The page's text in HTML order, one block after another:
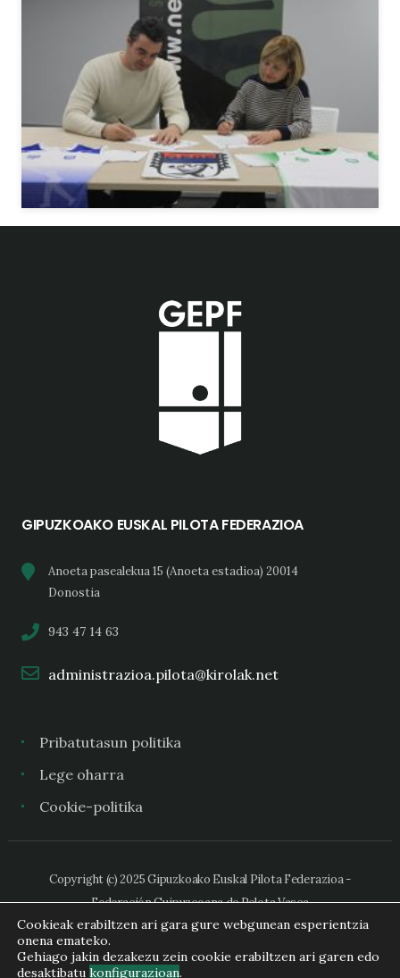
GIPUZKOAKO EUSKAL PILOTA FEDERAZIOA
Anoeta pasealekua 15 (Anoeta estadioa) 20014
Donostia
943 47 14 63
administrazioa.pilota@kirolak.net
Pribatutasun politika
Lege oharra
Cookie-politika
Copyright (c) 2025 Gipuzkoako Euskal Pilota Federazioa -
Federación Guipuzcoana de Pelota Vasca
Cookieak erabiltzen ari gara gure webgunean esperientzia
onena emateko.
Gehiago jakin dezakezu zein cookie erabiltzen ari garen edo
desaktibatu konfigurazioan.